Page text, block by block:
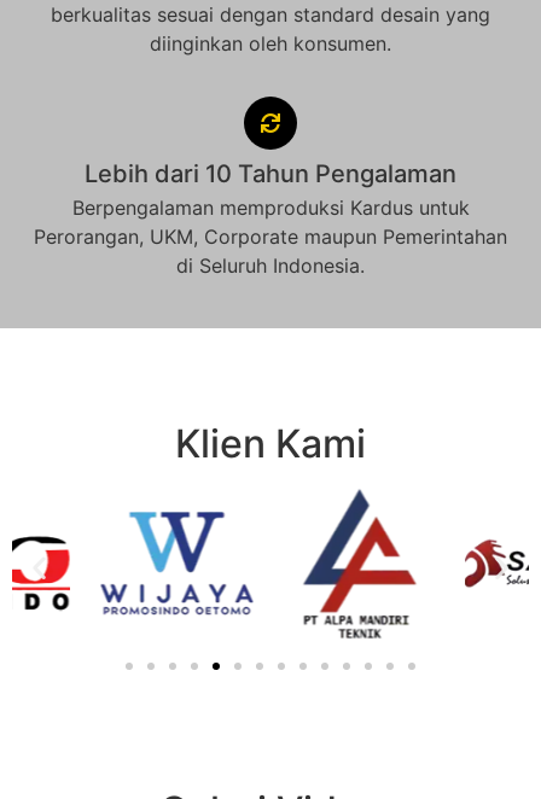
berkualitas sesuai dengan standard desain yang
diinginkan oleh konsumen.
Lebih dari 10 Tahun Pengalaman
Berpengalaman memproduksi Kardus untuk
Perorangan, UKM, Corporate maupun Pemerintahan
di Seluruh Indonesia.
Klien Kami